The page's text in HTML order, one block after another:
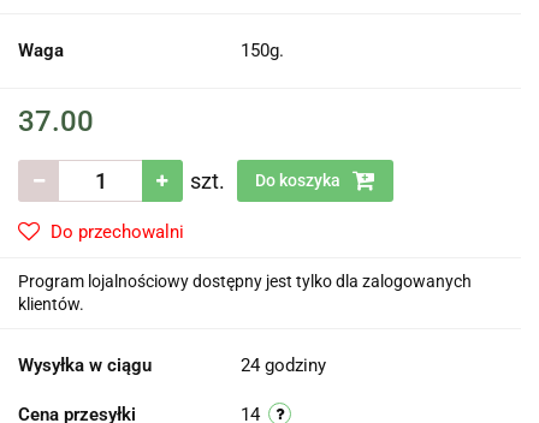
Waga 150g.
37.00
szt. Do koszyka
Do przechowalni
Program lojalnościowy dostępny jest tylko dla zalogowanych
klientów.
Wysyłka w ciągu 24 godziny
Cena przesyłki 14